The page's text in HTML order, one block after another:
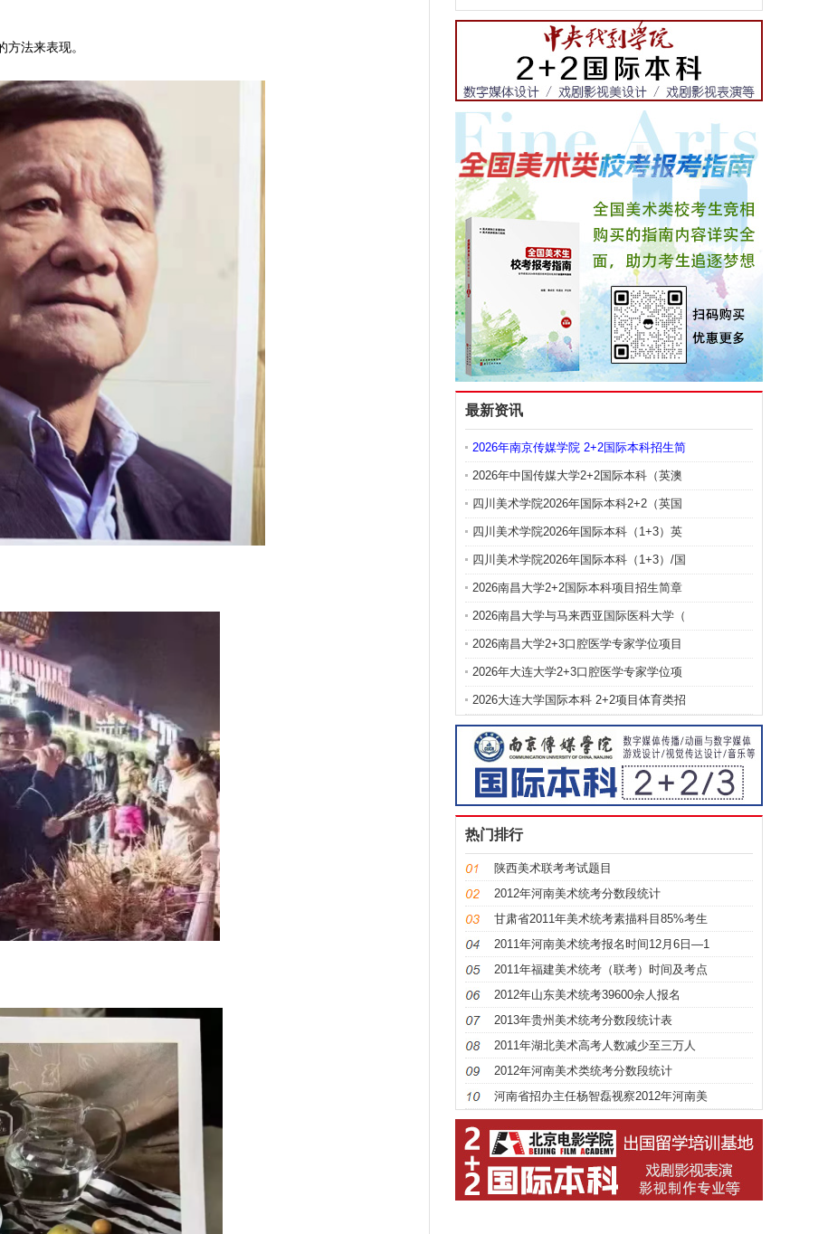
法来表现。
最新资讯
2026年南京传媒学院 2+2国际本科招生简
2026年中国传媒大学2+2国际本科（英澳
四川美术学院2026年国际本科2+2（英国
四川美术学院2026年国际本科（1+3）英
四川美术学院2026年国际本科（1+3）/国
2026南昌大学2+2国际本科项目招生简章
2026南昌大学与马来西亚国际医科大学（
2026南昌大学2+3口腔医学专家学位项目
2026年大连大学2+3口腔医学专家学位项
2026大连大学国际本科 2+2项目体育类招
热门排行
陕西美术联考考试题目
2012年河南美术统考分数段统计
甘肃省2011年美术统考素描科目85%考生
2011年河南美术统考报名时间12月6日—1
2011年福建美术统考（联考）时间及考点
2012年山东美术统考39600余人报名
2013年贵州美术统考分数段统计表
2011年湖北美术高考人数减少至三万人
2012年河南美术类统考分数段统计
河南省招办主任杨智磊视察2012年河南美